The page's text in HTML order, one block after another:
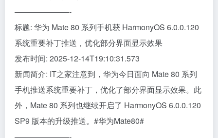
———————-
标题: 华为 Mate 80 系列手机获 HarmonyOS 6.0.0.120
系统重要补丁推送，优化部分界面显示效果
发布时间: 2025-12-14T19:10:31.573
新闻简介: IT之家注意到，华为今日面向 Mate 80 系列
手机推送系统重要补丁，优化了部分界面显示效果。此
外，Mate 80 系列也继续开启了 HarmonyOS 6.0.0.120
SP9 版本的升级推送。#华为Mate80#